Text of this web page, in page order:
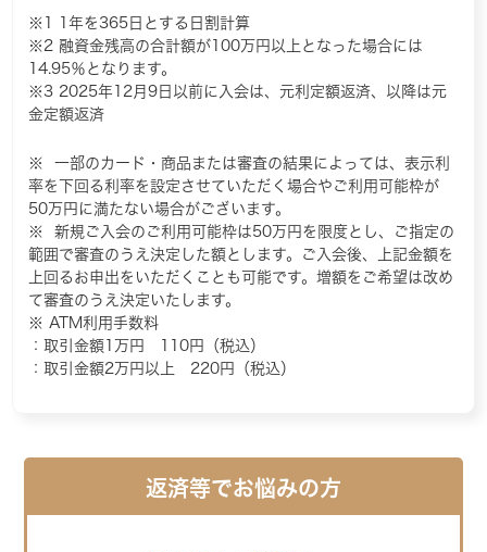
1年を365日とする日割計算
融資金残高の合計額が100万円以上となった場合には
14.95％となります。
2025年12月9日以前に入会は、元利定額返済、以降は元
金定額返済
一部のカード・商品または審査の結果によっては、表示利
率を下回る利率を設定させていただく場合やご利用可能枠が
50万円に満たない場合がございます。
新規ご入会のご利用可能枠は50万円を限度とし、ご指定の
範囲で審査のうえ決定した額とします。ご入会後、上記金額を
上回るお申出をいただくことも可能です。増額をご希望は改め
て審査のうえ決定いたします。
ATM利用手数料
：取引金額1万円 110円（税込）
：取引金額2万円以上 220円（税込）
返済等でお悩みの方